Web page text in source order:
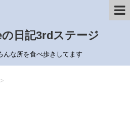
日記3rdステージ
んな所を食べ歩きしてます
>